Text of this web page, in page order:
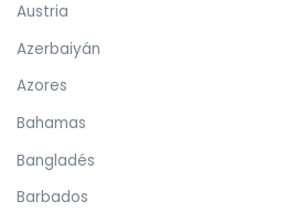
Austria
Azerbaiyán
Azores
Bahamas
Bangladés
Barbados